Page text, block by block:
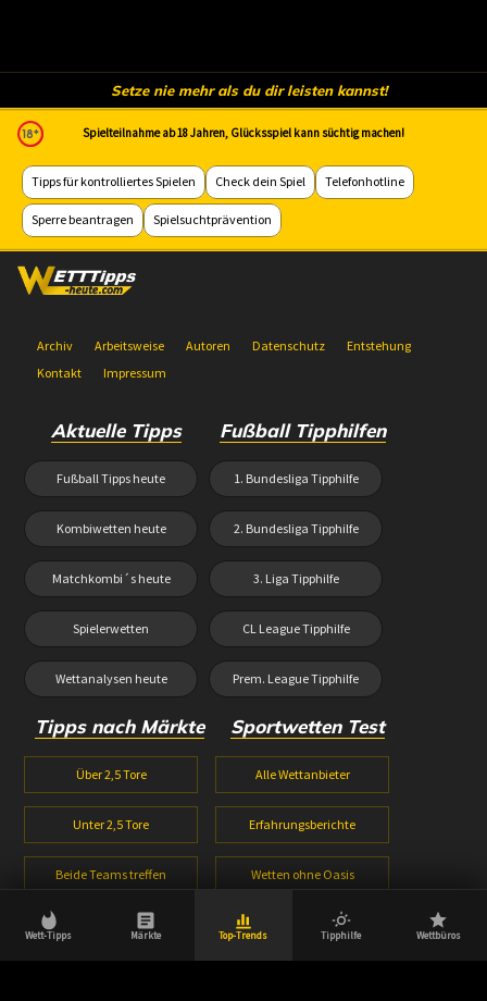
Wett-Tipps Märkte Top-Trends Tipphilfe Wettbüros
Setze nie mehr als du dir leisten kannst!
Spielteilnahme ab 18 Jahren, Glücksspiel kann süchtig machen!
Tipps für kontrolliertes Spielen Check dein Spiel Telefonhotline
Sperre beantragen Spielsuchtprävention
Archiv Arbeitsweise Autoren Datenschutz
Entstehung
Kontakt
Impressum
Aktuelle Tipps
Fußball Tipps heute
Kombiwetten heute
Matchkombi´s heute
Spielerwetten
Wettanalysen heute
Fußball Tipphilfen
1. Bundesliga Tipphilfe
2. Bundesliga Tipphilfe
3. Liga Tipphilfe
CL League Tipphilfe
Prem. League Tipphilfe
Tipps nach Märkte
Über 2,5 Tore
Unter 2,5 Tore
Beide Teams treffen
1X2 Wetten
Sportwetten Test
Alle Wettanbieter
Erfahrungsberichte
Wetten ohne Oasis
Wetten ohne Lugas